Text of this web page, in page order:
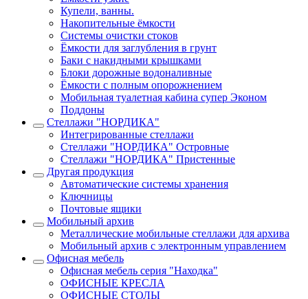
Купели, ванны.
Накопительные ёмкости
Системы очистки стоков
Ёмкости для заглубления в грунт
Баки с накидными крышками
Блоки дорожные водоналивные
Ёмкости с полным опорожнением
Мобильная туалетная кабина супер Эконом
Поддоны
Стеллажи "НОРДИКА"
Интегрированные стеллажи
Стеллажи "НОРДИКА" Островные
Стеллажи "НОРДИКА" Пристенные
Другая продукция
Автоматические системы хранения
Ключницы
Почтовые ящики
Мобильный архив
Металлические мобильные стеллажи для архива
Мобильный архив с электронным управлением
Офисная мебель
Офисная мебель серия "Находка"
ОФИСНЫЕ КРЕСЛА
ОФИСНЫЕ СТОЛЫ